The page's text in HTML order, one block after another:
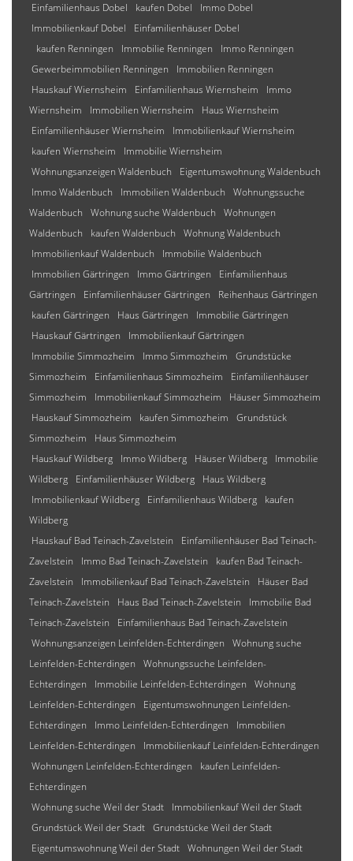
Einfamilienhaus Dobel
kaufen Dobel
Immo Dobel
Immobilienkauf Dobel
Einfamilienhäuser Dobel
kaufen Renningen
Immobilie Renningen
Immo Renningen
Gewerbeimmobilien Renningen
Immobilien Renningen
Hauskauf Wiernsheim
Einfamilienhaus Wiernsheim
Immo
Wiernsheim
Immobilien Wiernsheim
Haus Wiernsheim
Einfamilienhäuser Wiernsheim
Immobilienkauf Wiernsheim
kaufen Wiernsheim
Immobilie Wiernsheim
Wohnungsanzeigen Waldenbuch
Eigentumswohnung Waldenbuch
Immo Waldenbuch
Immobilien Waldenbuch
Wohnungssuche
Waldenbuch
Wohnung suche Waldenbuch
Wohnungen
Waldenbuch
kaufen Waldenbuch
Wohnung Waldenbuch
Immobilienkauf Waldenbuch
Immobilie Waldenbuch
Immobilien Gärtringen
Immo Gärtringen
Einfamilienhaus
Gärtringen
Einfamilienhäuser Gärtringen
Reihenhaus Gärtringen
kaufen Gärtringen
Haus Gärtringen
Immobilie Gärtringen
Hauskauf Gärtringen
Immobilienkauf Gärtringen
Immobilie Simmozheim
Immo Simmozheim
Grundstücke
Simmozheim
Einfamilienhaus Simmozheim
Einfamilienhäuser
Simmozheim
Immobilienkauf Simmozheim
Häuser Simmozheim
Hauskauf Simmozheim
kaufen Simmozheim
Grundstück
Simmozheim
Haus Simmozheim
Hauskauf Wildberg
Immo Wildberg Häuser Wildberg
Immobilie
Wildberg
Einfamilienhäuser Wildberg
Haus Wildberg
Immobilienkauf Wildberg
Einfamilienhaus Wildberg
kaufen
Wildberg
Hauskauf Bad Teinach-Zavelstein
Einfamilienhäuser Bad Teinach-
Zavelstein
Immo Bad Teinach-Zavelstein
kaufen Bad Teinach-
Zavelstein
Immobilienkauf Bad Teinach-Zavelstein
Häuser Bad
Teinach-Zavelstein
Haus Bad Teinach-Zavelstein
Immobilie Bad
Teinach-Zavelstein
Einfamilienhaus Bad Teinach-Zavelstein
Wohnungsanzeigen Leinfelden-Echterdingen
Wohnung suche
Leinfelden-Echterdingen
Wohnungssuche Leinfelden-
Echterdingen
Immobilie Leinfelden-Echterdingen
Wohnung
Leinfelden-Echterdingen
Eigentumswohnungen Leinfelden-
Echterdingen
Immo Leinfelden-Echterdingen
Immobilien
Leinfelden-Echterdingen
Immobilienkauf Leinfelden-Echterdingen
Wohnungen Leinfelden-Echterdingen
kaufen Leinfelden-
Echterdingen
Wohnung suche Weil der Stadt
Immobilienkauf Weil der Stadt
Grundstück Weil der Stadt Grundstücke Weil der Stadt
Eigentumswohnung Weil der Stadt Wohnungen Weil der Stadt